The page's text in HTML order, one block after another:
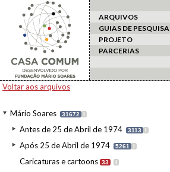
ARQUIVOS
GUIAS DE PESQUISA
PROJETO
PARCERIAS
Voltar aos arquivos
Mário Soares 31672 I
Antes de 25 de Abril de 1974 3113 I
Após 25 de Abril de 1974 5261 I
Caricaturas e cartoons 33 I